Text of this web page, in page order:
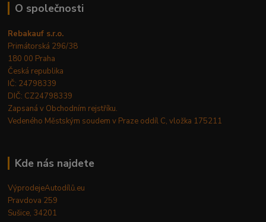
O společnosti
Rebakauf s.r.o.
Primátorská 296/38
180 00 Praha
Česká republika
IČ: 24798339
DIČ: CZ24798339
Zapsaná v Obchodním rejstříku.
Vedeného Městským soudem v Praze oddíl C, vložka 175211
Kde nás najdete
VýprodejeAutodílů.eu
Pravdova 259
Sušice, 34201